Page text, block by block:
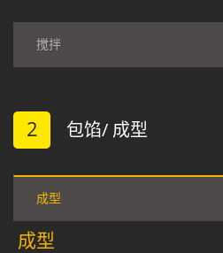
搅拌
2 包馅/ 成型
成型
成型